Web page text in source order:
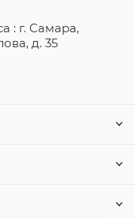
: г. Самара,
д. 35